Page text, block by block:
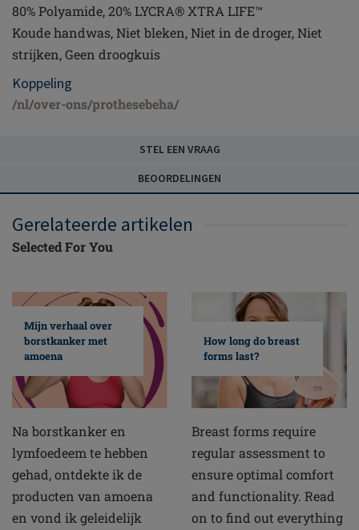
80% Polyamide, 20% LYCRA® XTRA LIFE™
Koude handwas, Niet bleken, Niet in de droger, Niet
strijken, Geen droogkuis
Koppeling
/nl/over-ons/prothesebeha/
STEL EEN VRAAG
BEOORDELINGEN
Gerelateerde artikelen
Selected For You
Mijn verhaal over
borstkanker met
amoena
Na borstkanker en
lymfoedeem te hebben
gehad, ontdekte ik de
producten van amoena
en vond ik geleidelijk
How long do breast
forms last?
Breast forms require
regular assessment to
ensure optimal comfort
and functionality. Read
on to find out everything